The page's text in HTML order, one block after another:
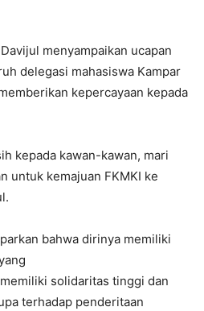
menyampaikan ucapan
delegasi mahasiswa Kampar
kepercayaan kepada
kepada kawan-kawan, mari
untuk kemajuan FKMKI ke
bahwa dirinya memiliki
solidaritas tinggi dan
terhadap penderitaan